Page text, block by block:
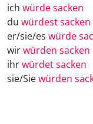
ich würde sacken
du würdest sacken
er/sie/es würde
wirwürden sacken
ihrwürdet sacken
sie/Siewürden